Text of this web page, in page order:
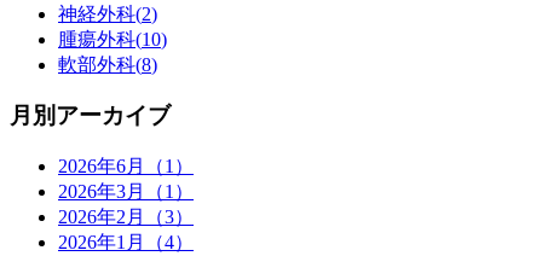
神経外科(2)
腫瘍外科(10)
軟部外科(8)
月別アーカイブ
2026年6月（1）
2026年3月（1）
2026年2月（3）
2026年1月（4）